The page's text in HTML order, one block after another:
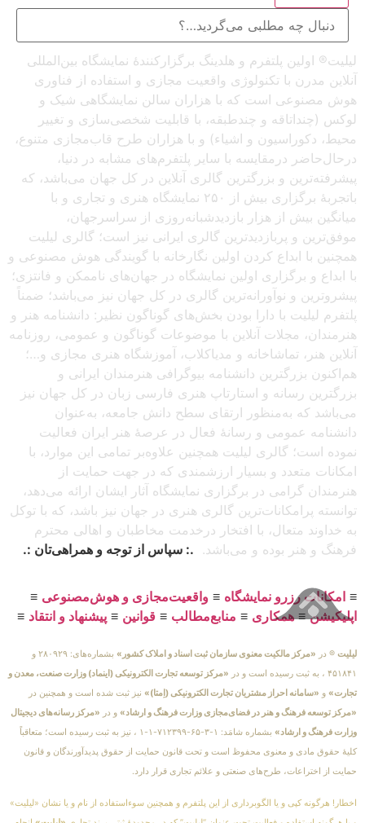
لیلیت® اولین پلتفرم و هلدینگ برگزارکنندهٔ نمایشگاه بین‌المللی
آنلاین مدرن با تکنولوژی واقعیت مجازی و استفاده از فناوری
هوش مصنوعی است که با هزاران سالن نمایشگاهی شیک و
لوکس (چنداتاقه و چندطبقه، با قابلیت شخصی‌سازی و تغییر
محیط، دکوراسیون و اشیاء) و با هزاران طرح قاب‌مجازی متنوع،
درحال‌حاضر درمقایسه با سایر پلتفرم‌های مشابه در دنیا،
پیشرفته‌ترین و بزرگترین گالری آنلاین در کل جهان می‌باشد، که
باتجربهٔ برگزاری بیش از ۲۵۰ نمایشگاه هنری و تجاری و با
میانگین بیش از هزار بازدیدشبانه‌روزی از سراسرجهان،
موفق‌ترین و پربازدیدترین گالری ایرانی نیز است؛ گالری لیلیت
همچنین با ابداع کردن اولین نگارخانه با گویندگی هوش مصنوعی و
با ابداع و برگزاری اولین نمایشگاه در جهان‌های ناممکن و فانتزی؛
پیشروترین و نوآورانه‌ترین گالری در کل جهان نیز می‌باشد؛ ضمناً
پلتفرم لیلیت با دارا بودن بخش‌های گوناگون نظیر: دانشنامه هنر و
هنرمندان، مجلات آنلاین با موضوعات گوناگون و عمومی، روزنامه
آنلاین هنر، تماشاخانه و مدیاکلاب، آموزشگاه هنری مجازی و…؛
هم‌اکنون بزرگترین دانشنامه بیوگرافی هنرمندان ایرانی و
بزرگترین رسانه و استارتاپ هنری فارسی زبان در کل جهان نیز
می‌باشد که به‌منظور ارتقای سطح دانش جامعه، به‌عنوان
دانشنامه عمومی و رسانهٔ فعال در عرصهٔ هنر ایران فعالیت
نموده است؛ گالری لیلیت همچنین علاوه‌بر تمامی این موارد، با
امکانات متعدد و بسیار ارزشمندی که در جهت حمایت از
هنرمندان گرامی در برگزاری نمایشگاه آثار ایشان ارائه می‌دهد،
توانسته پرامکانات‌ترین گالری هنری در جهان نیز باشد، که با توکل
به خداوند متعال، با افتخار درخدمت مخاطبان و اهالی محترم
فرهنگ و هنر بوده و می‌باشد. .: سپاس از توجه و همراهی‌تان :.
≡ امکانات رزرو نمایشگاه ≡ واقعیت‌مجازی و هوش‌مصنوعی ≡
اپلیکیشن≡همکاری ≡ منابع‌مطالب ≡ قوانین ≡ پیشنهاد و انتقاد ≡
لیلیت ® در «مرکز مالکیت معنوی سازمان ثبت اسناد و املاک کشور»
بشماره‌های: ۲۸۰۹۲۹ و
۴۵۱۸۴۱ ، به ثبت رسیده است و در
«مرکز توسعه تجارت الکترونیکی (اینماد) وزارت صنعت، معدن و
تجارت» و «سامانه احراز مشتریان تجارت الکترونیکی (اِمتا)» نیز ثبت شده است و همچنین در
«مرکز توسعه فرهنگ و هنر در فضای‌مجازی وزارت فرهنگ و ارشاد» و در «مرکز رسانه‌های دیجیتال
وزارت فرهنگ و ارشاد»
بشماره شامَد: ۱-۳-۶۵-۷۱۲۳۹۹-۱-۱ ، نیز به ثبت رسیده است؛ متعاقباً
کلیهٔ حقوق مادی و معنوی محفوظ است و تحت قانون حمایت از حقوق پدیدآورندگان و قانون
حمایت از اختراعات، طرح‌های صنعتی و علائم تجاری قرار دارد.
اخطار! هرگونه کپی و یا الگوبرداری از این پلتفرم و همچنین سوءاستفاده از نام و یا نشان «لیلیت»